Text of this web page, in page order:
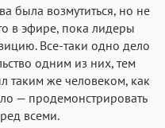
была возмутиться, но не
в эфире, пока лидеры
Все-таки одно дело
одним из них, тем
таким же человеком, как
— продемонстрировать
всеми.